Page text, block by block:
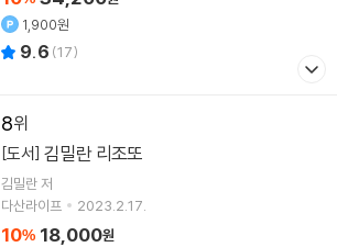
1,900원
9.6 (17)
8
[도서] 김밀란 리조또
김밀란저
다산라이프
2023.2.17.
10% 18,000원